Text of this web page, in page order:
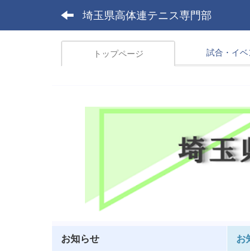
埼玉県高体連テニス専門部
トップページ 試合・イベ
お
お知らせ